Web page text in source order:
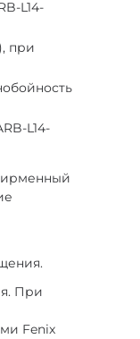
L14-
при
L14-
При
Fenix